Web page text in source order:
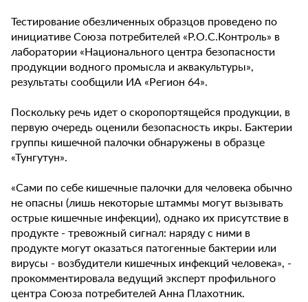
Тестирование обезличенных образцов проведено по
инициативе Союза потребителей «Р.О.С.Контроль» в
лаборатории «Национального центра безопасности
продукции водного промысла и аквакультуры»,
результаты сообщили ИА «Регион 64».
Поскольку речь идет о скоропортящейся продукции, в
первую очередь оценили безопасность икры. Бактерии
группы кишечной палочки обнаружены в образце
«Тунгутун».
«Сами по себе кишечные палочки для человека обычно
не опасны (лишь некоторые штаммы могут вызывать
острые кишечные инфекции), однако их присутствие в
продукте - тревожный сигнал: наряду с ними в
продукте могут оказаться патогенные бактерии или
вирусы - возбудители кишечных инфекций человека», -
прокомментировала ведущий эксперт профильного
центра Союза потребителей Анна Плахотник.